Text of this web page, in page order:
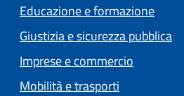
Educazione e formazione
Giustizia e sicurezza pubblica
Imprese e commercio
Mobilità e trasporti